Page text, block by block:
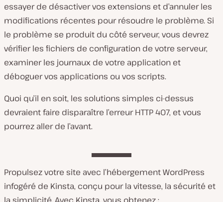
essayer de désactiver vos extensions et d’annuler les
modifications récentes pour résoudre le problème. Si
le problème se produit du côté serveur, vous devrez
vérifier les fichiers de configuration de votre serveur,
examiner les journaux de votre application et
déboguer vos applications ou vos scripts.
Quoi qu’il en soit, les solutions simples ci-dessus
devraient faire disparaître l’erreur HTTP 407, et vous
pourrez aller de l’avant.
Propulsez votre site avec l’hébergement WordPress
infogéré de Kinsta, conçu pour la vitesse, la sécurité et
la simplicité. Avec Kinsta, vous obtenez :